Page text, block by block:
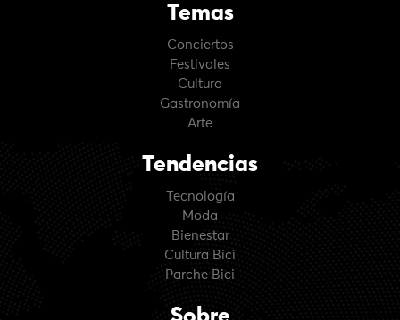
Temas
Conciertos
Festivales
Cultura
Gastronomía
Arte
Tendencias
Tecnología
Moda
Bienestar
Cultura Bici
Parche Bici